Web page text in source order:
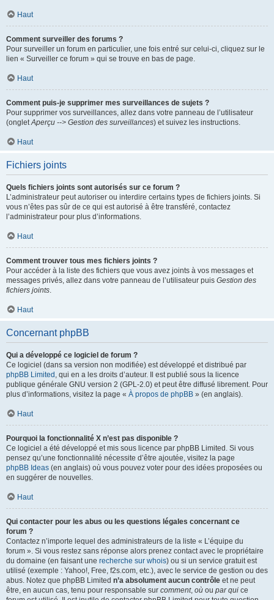
Haut
Comment surveiller des forums ?
Pour surveiller un forum en particulier, une fois entré sur celui-ci, cliquez sur le
lien « Surveiller ce forum » qui se trouve en bas de page.
Haut
Comment puis-je supprimer mes surveillances de sujets ?
Pour supprimer vos surveillances, allez dans votre panneau de l’utilisateur
(ongletAperçu --> Gestion des surveillances) et suivez les instructions.
Haut
Fichiers joints
Quels fichiers joints sont autorisés sur ce forum ?
L’administrateur peut autoriser ou interdire certains types de fichiers joints. Si
vous n’êtes pas sûr de ce qui est autorisé à être transféré, contactez
l’administrateur pour plus d’informations.
Haut
Comment trouver tous mes fichiers joints ?
Pour accéder à la liste des fichiers que vous avez joints à vos messages et
messages privés, allez dans votre panneau de l’utilisateur puis Gestion des
fichiers joints.
Haut
Concernant phpBB
Qui a développé ce logiciel de forum ?
Ce logiciel (dans sa version non modifiée) est développé et distribué par
phpBB Limited , qui en a les droits d’auteur. Il est publié sous la licence
publique générale GNU version 2 (GPL-2.0) et peut être diffusé librement. Pour
plus d’informations, visitez la page « À propos de phpBB » (en anglais).
Haut
Pourquoi la fonctionnalité X n’est pas disponible ?
Ce logiciel a été développé et mis sous licence par phpBB Limited. Si vous
pensez qu’une fonctionnalité nécessite d’être ajoutée, visitez la page
phpBB Ideas (en anglais) où vous pouvez voter pour des idées proposées ou
en suggérer de nouvelles.
Haut
Qui contacter pour les abus ou les questions légales concernant ce
forum ?
Contactez n’importe lequel des administrateurs de la liste « L’équipe du
forum ». Si vous restez sans réponse alors prenez contact avec le propriétaire
du domaine (en faisant une recherche sur whois) ou si un service gratuit est
utilisé (exemple : Yahoo!, Free, f2s.com, etc.), avec le service de gestion ou des
abus. Notez que phpBB Limited n’a absolument aucun contrôle et ne peut
être, en aucun cas, tenu pour responsable sur comment, où ou par qui ce